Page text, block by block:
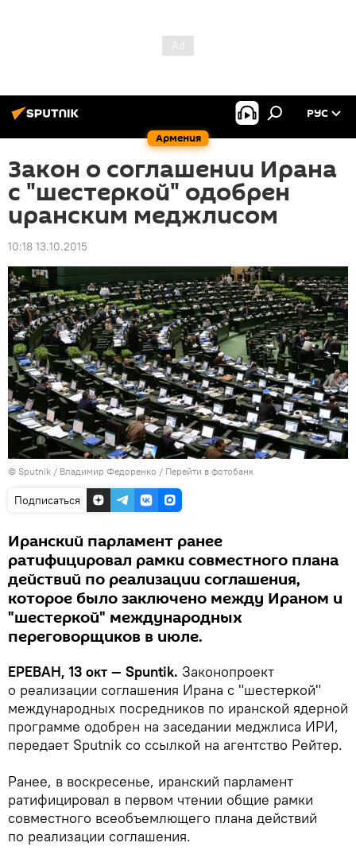
Армения
РУС
Закон о соглашении Ирана
с "шестеркой" одобрен
иранским меджлисом
10:18 13.10.2015
© Sputnik / Владимир Федоренко / Перейти в фотобанк
Подписаться
Иранский парламент ранее
ратифицировал рамки совместного плана
действий по реализации соглашения,
которое было заключено между Ираном и
"шестеркой" международных
переговорщиков в июле.
ЕРЕВАН, 13 окт — Spuntik. Законопроект
о реализации соглашения Ирана с "шестеркой"
международных посредников по иранской ядерной
программе одобрен на заседании меджлиса ИРИ,
передает Sputnik со ссылкой на агентство Рейтер.
Ранее, в воскресенье, иранский парламент
ратифицировал в первом чтении общие рамки
совместного всеобъемлющего плана действий
по реализации соглашения.